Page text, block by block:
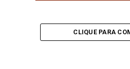
CLIQUE PARA